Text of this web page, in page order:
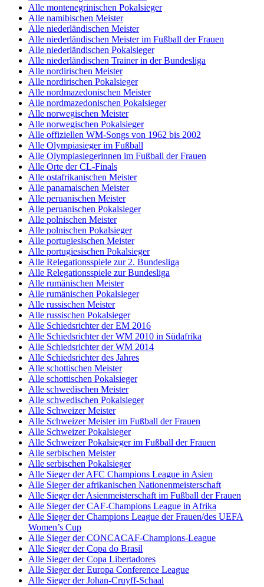
Alle montenegrinischen Pokalsieger
Alle namibischen Meister
Alle niederländischen Meister
Alle niederländischen Meister im Fußball der Frauen
Alle niederländischen Pokalsieger
Alle niederländischen Trainer in der Bundesliga
Alle nordirischen Meister
Alle nordirischen Pokalsieger
Alle nordmazedonischen Meister
Alle nordmazedonischen Pokalsieger
Alle norwegischen Meister
Alle norwegischen Pokalsieger
Alle offiziellen WM-Songs von 1962 bis 2002
Alle Olympiasieger im Fußball
Alle Olympiasiegerinnen im Fußball der Frauen
Alle Orte der CL-Finals
Alle ostafrikanischen Meister
Alle panamaischen Meister
Alle peruanischen Meister
Alle peruanischen Pokalsieger
Alle polnischen Meister
Alle polnischen Pokalsieger
Alle portugiesischen Meister
Alle portugiesischen Pokalsieger
Alle Relegationsspiele zur 2. Bundesliga
Alle Relegationsspiele zur Bundesliga
Alle rumänischen Meister
Alle rumänischen Pokalsieger
Alle russischen Meister
Alle russischen Pokalsieger
Alle Schiedsrichter der EM 2016
Alle Schiedsrichter der WM 2010 in Südafrika
Alle Schiedsrichter der WM 2014
Alle Schiedsrichter des Jahres
Alle schottischen Meister
Alle schottischen Pokalsieger
Alle schwedischen Meister
Alle schwedischen Pokalsieger
Alle Schweizer Meister
Alle Schweizer Meister im Fußball der Frauen
Alle Schweizer Pokalsieger
Alle Schweizer Pokalsieger im Fußball der Frauen
Alle serbischen Meister
Alle serbischen Pokalsieger
Alle Sieger der AFC Champions League in Asien
Alle Sieger der afrikanischen Nationenmeisterschaft
Alle Sieger der Asienmeisterschaft im Fußball der Frauen
Alle Sieger der CAF-Champions League in Afrika
Alle Sieger der Champions League der Frauen/des UEFA
Women’s Cup
Alle Sieger der CONCACAF-Champions-League
Alle Sieger der Copa do Brasil
Alle Sieger der Copa Libertadores
Alle Sieger der Europa Conference League
Alle Sieger der Johan-Cruyff-Schaal